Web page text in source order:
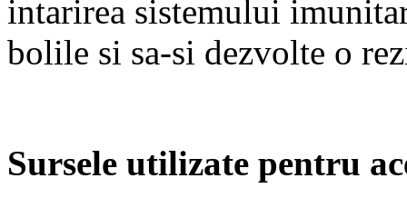
intarirea sistemului
bolile si sa-si dezvolte o
Sursele utilizate pentru